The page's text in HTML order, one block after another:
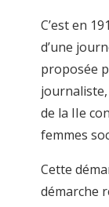
C’est en
d’une
proposée
de la IIe
femmes
Cette
démarche